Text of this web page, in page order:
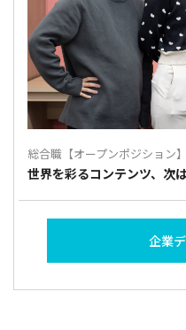
総合職【オープンポジション】
世界を彩るコンテンツ、次
企業